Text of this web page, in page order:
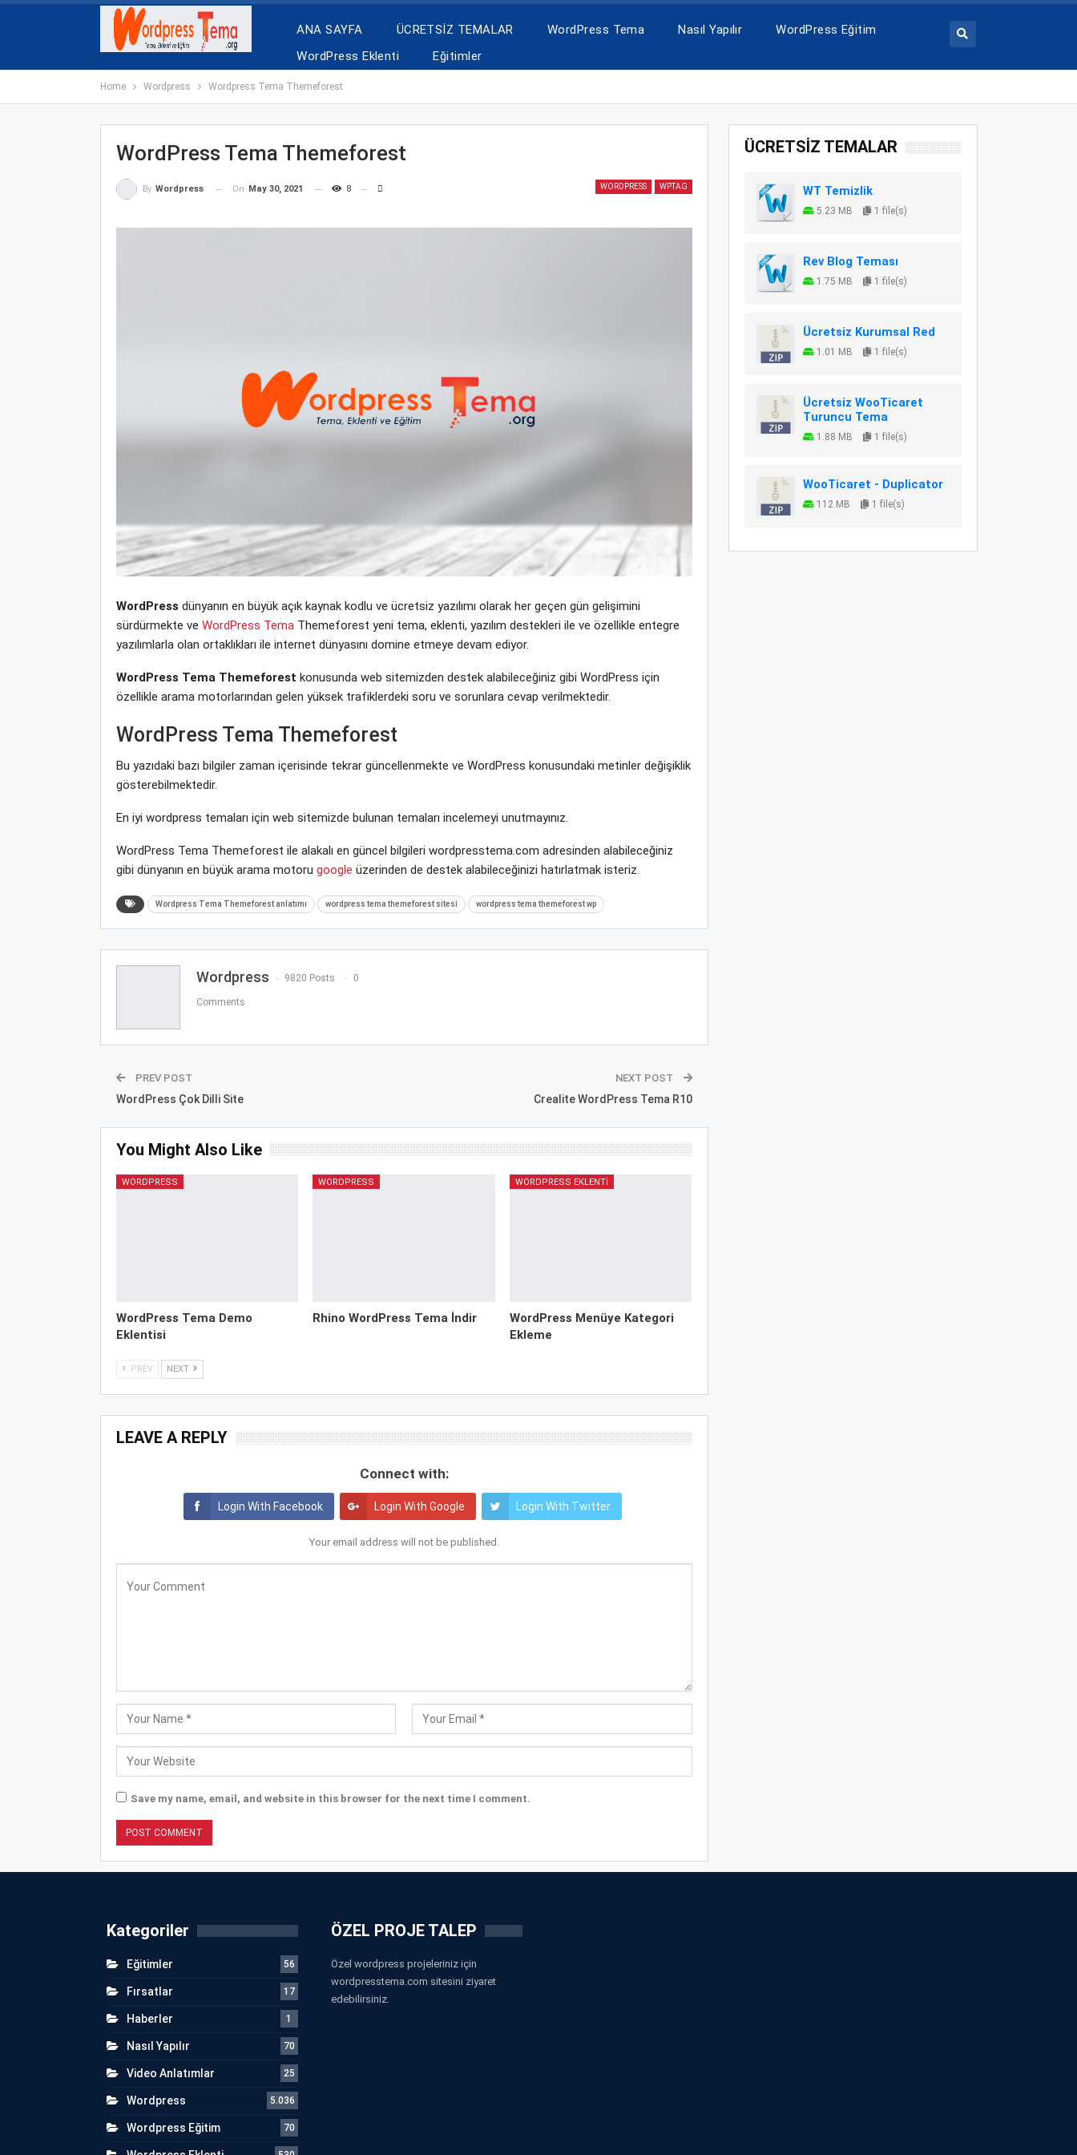
ANA SAYFA ÜCRETSİZ TEMALAR WordPress Tema Nasıl Yapılır
WordPress Eğitim
WordPress Eklenti
Eğitimler
Home Wordpress Wordpress Tema Themeforest
WordPress Tema Themeforest
WORDPRESS WPTAG
By Wordpress On May 30, 2021 8
WordPress dünyanın en büyük açık kaynak kodlu ve ücretsiz yazılımı olarak her geçen gün gelişimini
sürdürmekte ve WordPress TemaThemeforest yeni tema, eklenti, yazılım destekleri ile ve özellikle entegre
yazılımlarla olan ortaklıkları ile internet dünyasını domine etmeye devam ediyor.
WordPress Tema Themeforest konusunda web sitemizden destek alabileceğiniz gibi WordPress için
özellikle arama motorlarından gelen yüksek trafiklerdeki soru ve sorunlara cevap verilmektedir.
WordPress Tema Themeforest
Bu yazıdaki bazı bilgiler zaman içerisinde tekrar güncellenmekte ve WordPress konusundaki metinler değişiklik
gösterebilmektedir.
En iyi wordpress temaları için web sitemizde bulunan temaları incelemeyi unutmayınız.
WordPress Tema Themeforest ile alakalı en güncel bilgileri wordpresstema.com adresinden alabileceğiniz
gibi dünyanın en büyük arama motoru google üzerinden de destek alabileceğinizi hatırlatmak isteriz.
Wordpress Tema Themeforest anlatımı wordpress tema themeforest sitesi wordpress tema themeforest wp
Wordpress 9820 Posts 0
Comments
PREV POST
WordPress Çok Dilli Site
NEXT POST
Crealite WordPress Tema R10
You Might Also Like
WORDPRESS
WordPress Tema Demo
Eklentisi
WORDPRESS
Rhino WordPress Tema İndir
WORDPRESS EKLENTI
WordPress Menüye Kategori
Ekleme
PREV NEXT
LEAVE A REPLY
Connect with:
Login With Facebook Login With Google Login With Twitter
Your email address will not be published.
Save my name, email, and website in this browser for the next time I comment.
ÜCRETSİZ TEMALAR
WT Temizlik
5.23 MB 1 file(s)
Rev Blog Teması
1.75 MB 1 file(s)
Ücretsiz Kurumsal Red
1.01 MB 1 file(s)
Ücretsiz WooTicaret
Turuncu Tema
1.88 MB 1 file(s)
WooTicaret - Duplicator
112 MB 1 file(s)
Kategoriler
Eğitimler 56
Fırsatlar 17
Haberler 1
Nasıl Yapılır 70
Video Anlatımlar 25
Wordpress 5.036
Wordpress Eğitim 70
ÖZEL PROJE TALEP
Özel wordpress projeleriniz için
wordpresstema.com sitesini ziyaret
edebilirsiniz.